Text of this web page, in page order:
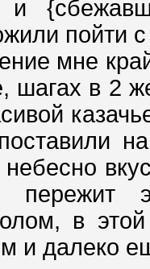
и
пойти
мне
шагах в 2
пережит
в
и далеко